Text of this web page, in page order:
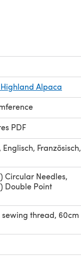
Alpaca
PDF
Französisch,
Circular Needles,
Double Point
thread, 60cm